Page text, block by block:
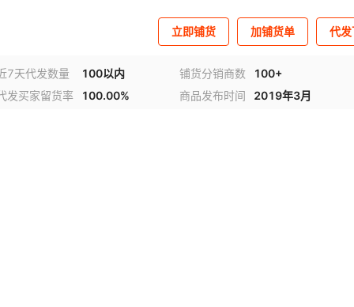
立即铺货 加铺货单 代
7天代发数量 100以内 铺货分销商数
100+
发买家留货率
100.00% 商品发布时间 2019年3月